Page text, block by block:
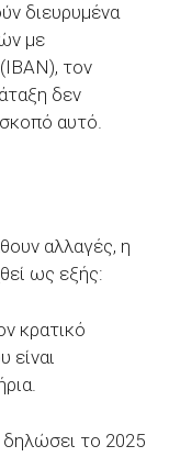
διευρυμένα
με
τον
δεν
αυτό.
αλλαγές, η
ως εξής:
κρατικό
είναι
δηλώσει το 2025